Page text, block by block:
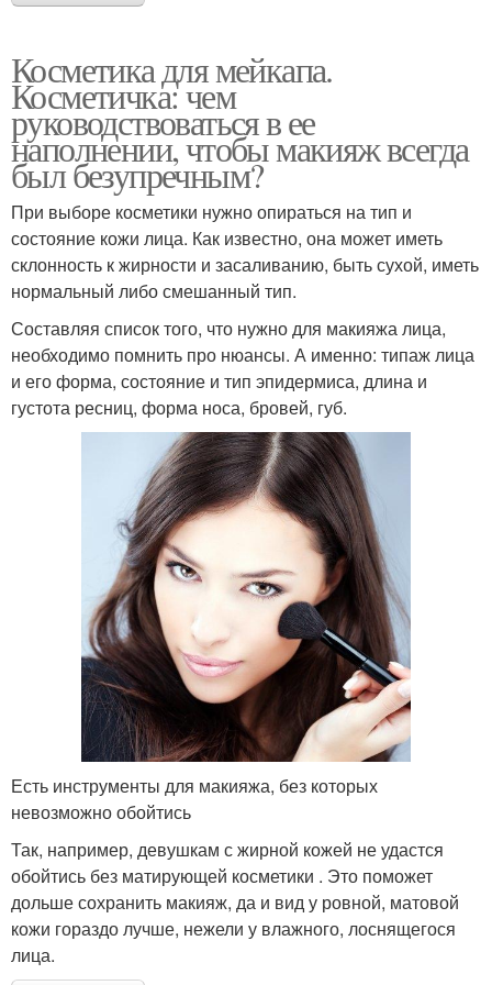
Косметика для мейкапа.
Косметичка: чем
руководствоваться в ее
наполнении, чтобы макияж всегда
был безупречным?
При выборе косметики нужно опираться на тип и
состояние кожи лица. Как известно, она может иметь
склонность к жирности и засаливанию, быть сухой, иметь
нормальный либо смешанный тип.
Составляя список того, что нужно для макияжа лица,
необходимо помнить про нюансы. А именно: типаж лица
и его форма, состояние и тип эпидермиса, длина и
густота ресниц, форма носа, бровей, губ.
Есть инструменты для макияжа, без которых
невозможно обойтись
Так, например, девушкам с жирной кожей не удастся
обойтись без матирующей косметики . Это поможет
дольше сохранить макияж, да и вид у ровной, матовой
кожи гораздо лучше, нежели у влажного, лоснящегося
лица.